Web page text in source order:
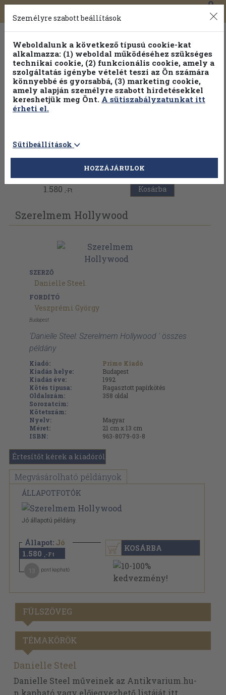
Toggle
navigation
0
Válogasson több mint 1.000.000 kiadványunk közül
100% kedvezménnyel!
Vissza az előző oldalra
1.580 ,-Ft Kosárba
Szerelmem Hollywood
SZERZŐ
Danielle Steel
FORDÍTÓ
Veszprémi György
Budapest
'Danielle Steel: Szerelmem Hollywood ' összes
példány
Kiadó:
Primo Kiadó
Kiadás helye:
Budapest
Kiadás éve:
1992
Kötés típusa:
Ragasztott papírkötés
Oldalszám:
358 oldal
Sorozatcím:
Kötetszám:
Nyelv:
Magyar
Méret:
21 cm x 13 cm
ISBN:
963-8079-03-8
Értesítőt kérek a kiadóról
Megvásárolható példányok
ÁLLAPOTFOTÓK
Jó állapotú példány.
Állapot: Jó
1.580 ,-Ft
pont kapható
KOSÁRBA
FÜLSZÖVEG
TÉMAKÖRÖK
Danielle Steel
Danielle Steel műveinek az Antikvarium.hu-
n kapható vagy előjegyezhető listáját itt
Személyre szabott beállítások
Weboldalunk a következő típusú cookie-kat
alkalmazza: (1) weboldal működéséhez szükséges
technikai cookie, (2) funkcionális cookie, amely a
szolgáltatás igénybe vételét teszi az Ön számára
könnyebbé és gyorsabbá, (3) marketing cookie,
amely alapján személyre szabott hirdetésekkel
kereshetjük meg Önt. A sütiszabályzatunkat itt
érheti el.
Sütibeállítások
HOZZÁJÁRULOK